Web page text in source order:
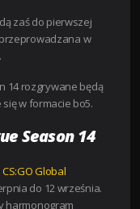
zaś do pierwszej
w
14 rozgrywane będą
w formacie bo5.
Season 14
CS:GO Global
do 12 września.
harmonogram